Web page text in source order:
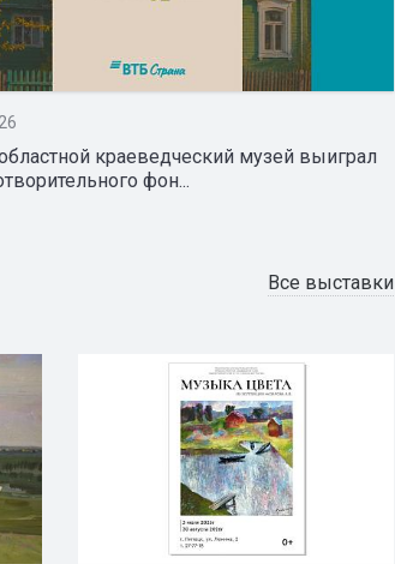
краеведческий музей выиграл
фон...
Все выставки